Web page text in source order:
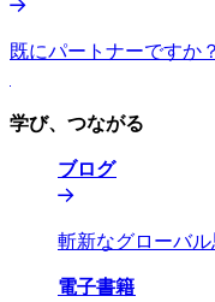
既にパートナーですか
学び、つながる​​
ブログ​​
斬新なグローバ
電子書籍​​